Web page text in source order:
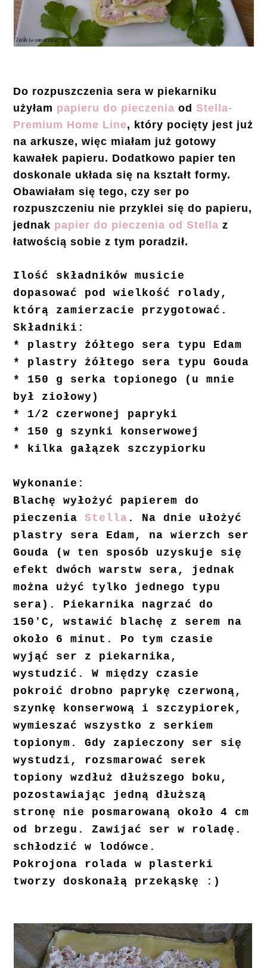
Do rozpuszczenia sera w piekarniku
użyłam papieru do pieczenia od Stella-
Premium Home Line, który pocięty jest już
na arkusze, więc miałam już gotowy
kawałek papieru. Dodatkowo papier ten
doskonale układa się na kształt formy.
Obawiałam się tego, czy ser po
rozpuszczeniu nie przyklei się do papieru,
jednak papier do pieczenia od Stella z
łatwością sobie z tym poradził.
Ilość składników musicie
dopasować pod wielkość rolady,
którą zamierzacie przygotować.
Składniki:
* plastry żółtego sera typu Edam
* plastry żółtego sera typu Gouda
* 150 g serka topionego (u mnie
był ziołowy)
* 1/2 czerwonej papryki
* 150 g szynki konserwowej
* kilka gałązek szczypiorku
Wykonanie:
Blachę wyłożyć papierem do
pieczeniaStella . Na dnie ułożyć
plastry sera Edam, na wierzch ser
Gouda (w ten sposób uzyskuje się
efekt dwóch warstw sera, jednak
można użyć tylko jednego typu
sera). Piekarnika nagrzać do
150'C, wstawić blachę z serem na
około 6 minut. Po tym czasie
wyjąć ser z piekarnika,
wystudzić. W między czasie
pokroić drobno paprykę czerwoną,
szynkę konserwową i szczypiorek,
wymieszać wszystko z serkiem
topionym. Gdy zapieczony ser się
wystudzi, rozsmarować serek
topiony wzdłuż dłuższego boku,
pozostawiając jedną dłuższą
stronę nie posmarowaną około 4 cm
od brzegu. Zawijać ser w roladę.
schłodzić w lodówce.
Pokrojona rolada w plasterki
tworzy doskonałą przekąskę :)